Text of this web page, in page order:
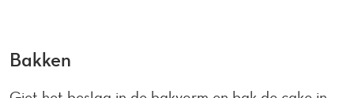
Bakken